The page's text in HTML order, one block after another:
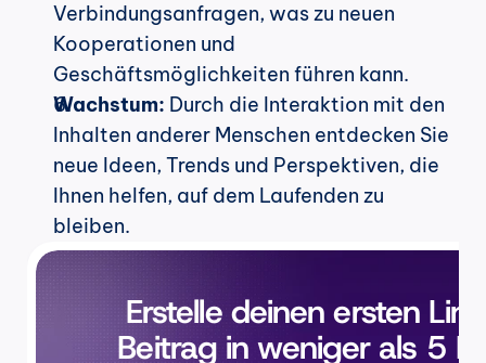
Verbindungsanfragen, was zu neuen
Kooperationen und
Geschäftsmöglichkeiten führen kann.
Wachstum: Durch die Interaktion mit den
Inhalten anderer Menschen entdecken Sie
neue Ideen, Trends und Perspektiven, die
Ihnen helfen, auf dem Laufenden zu
bleiben.
Erstelle deinen ersten
Beitrag in weniger als 5